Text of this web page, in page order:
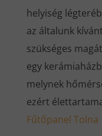
helyiség
az általunk
szükséges
egy
melynek
ezért
Fűtőpanel Tolna